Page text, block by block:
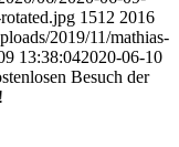
1512 2016
2019/11/mathias-
13:38:042020-06-10
Besuch der